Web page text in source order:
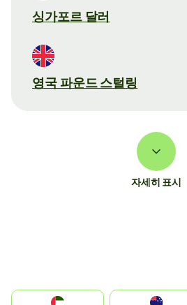
싱가포르 달러
영국 파운드 스털링
자세히 표시